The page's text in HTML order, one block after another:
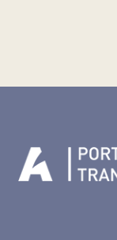
Twitteren Instagram
Auditorio de
de Tenerife en